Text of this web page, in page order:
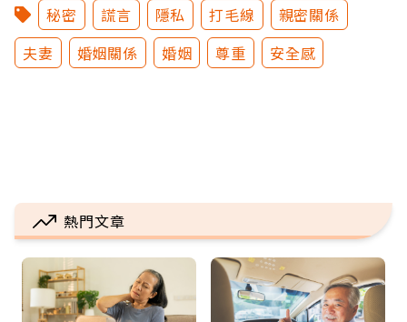
秘密 謊言 隱私 打毛線
親密關係
夫妻
婚姻關係 婚姻 尊重 安全感
熱門文章